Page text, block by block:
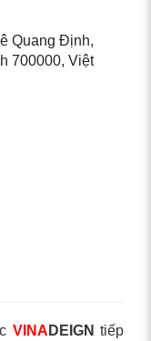
Quang Định,
700000, Việt
VINA DEIGN tiếp